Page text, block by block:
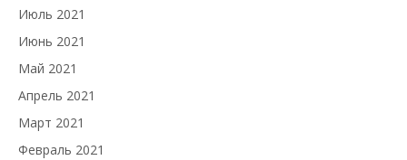
Июль 2021
Июнь 2021
Май 2021
Апрель 2021
Март 2021
Февраль 2021